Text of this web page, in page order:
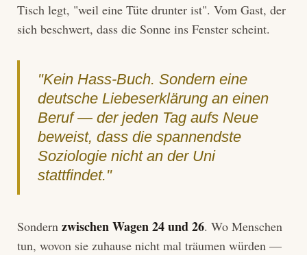
Tisch legt, "weil eine Tüte drunter ist". Vom Gast, der
sich beschwert, dass die Sonne ins Fenster scheint.
"Kein Hass-Buch. Sondern eine
deutsche Liebeserklärung an einen
Beruf — der jeden Tag aufs Neue
beweist, dass die spannendste
Soziologie nicht an der Uni
stattfindet."
Sondern zwischen Wagen 24 und 26. Wo Menschen
tun, wovon sie zuhause nicht mal träumen würden —